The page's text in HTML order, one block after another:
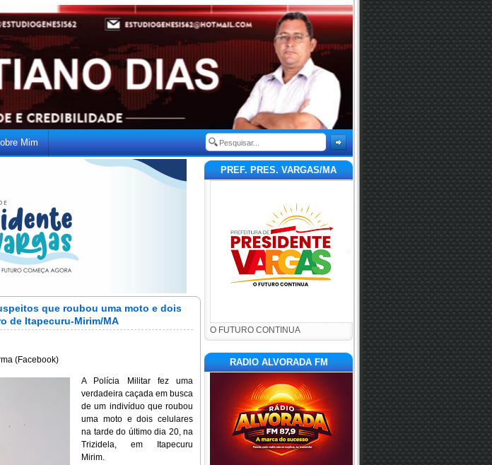
Mim
que roubou uma moto e dois
de Itapecuru-Mirim/MA
(Facebook)
A Polícia Militar fez uma
verdadeira caçada em busca
de um indivíduo que roubou
uma moto e dois celulares
na tarde do último dia 20, na
Trizidela, em Itapecuru
Mirim.
PREF. PRES. VARGAS/MA
O FUTURO CONTINUA
RADIO ALVORADA FM